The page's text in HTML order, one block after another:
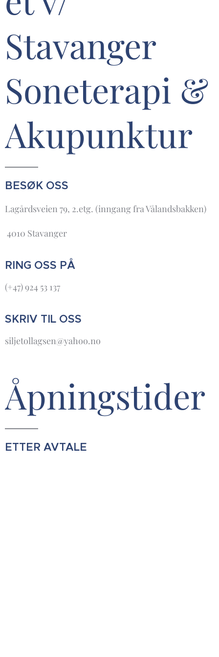
Stavanger
Soneterapi &
Akupunktur
BESØK OSS
Lagårdsveien 79, 2.etg. (inngang fra Vålandsbakken)
4010 Stavanger
RING OSS PÅ
(+47) 924 53 137
SKRIV TIL OSS
siljetollagsen@yahoo.no
Åpningstider
ETTER AVTALE